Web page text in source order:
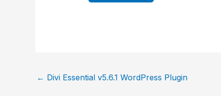
← Divi Essential v5.6.1 WordPress Plugin